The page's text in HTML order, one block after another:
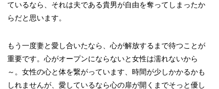
ているなら、それは夫である貴男が自由を奪ってしまったか
らだと思います。
もう一度妻と愛し合いたなら、心が解放するまで待つことが
重要です。心がオープンにならないと女性は濡れないから
～。女性の心と体を繋がっています、時間が少しかかるかも
しれませんが、愛しているなら心の扉が開くまでそっと優し